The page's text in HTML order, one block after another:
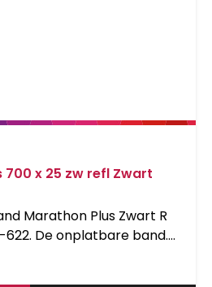
700 x 25 zw refl Zwart
Marathon Plus Zwart R
622. De onplatbare band.